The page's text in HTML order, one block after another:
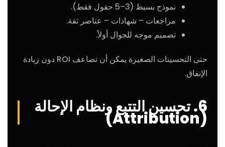
نموذج بسيط (3–5 حقول فقط).
مراجعات – شهادات – عناصر ثقة.
تصميم موجه للجوال أولاً.
حتى التحسينات الصغيرة يمكن أن تضاعف ROI دون زيادة
الإنفاق.
6. تحسين التتبع ونظام الإحالة
(Attribution)